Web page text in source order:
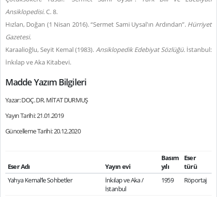
Ansiklopedisi.C. 8.
Hızlan, Doğan (1 Nisan 2016). “Sermet Sami Uysal'ın Ardından”. Hürriyet
Gazetesi.
Karaalioğlu, Seyit Kemal (1983). Ansiklopedik Edebiyat Sözlüğü. İstanbul:
İnkılap ve Aka Kitabevi.
Madde Yazım Bilgileri
Yazar: DOÇ. DR. MİTAT DURMUŞ
Yayın Tarihi: 21.01.2019
Güncelleme Tarihi: 20.12.2020
Eser Adı Yayın evi
Basım
yılı
Eser
türü
Yahya Kemal’le Sohbetler
İnkılap ve Aka /
İstanbul
1959 Röportaj